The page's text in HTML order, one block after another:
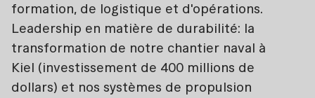
formation, de logistique et d'opérations.
Leadership en matière de durabilité: la
transformation de notre chantier naval à
Kiel (investissement de 400 millions de
dollars) et nos systèmes de propulsion